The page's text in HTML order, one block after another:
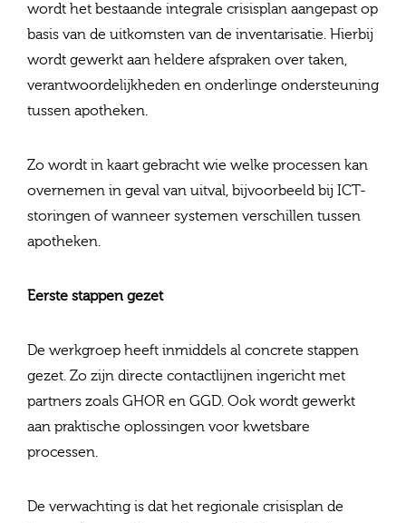
wordt het bestaande integrale crisisplan aangepast op
basis van de uitkomsten van de inventarisatie. Hierbij
wordt gewerkt aan heldere afspraken over taken,
verantwoordelijkheden en onderlinge ondersteuning
tussen apotheken.
Zo wordt in kaart gebracht wie welke processen kan
overnemen in geval van uitval, bijvoorbeeld bij ICT-
storingen of wanneer systemen verschillen tussen
apotheken.
Eerste stappen gezet
De werkgroep heeft inmiddels al concrete stappen
gezet. Zo zijn directe contactlijnen ingericht met
partners zoals GHOR en GGD. Ook wordt gewerkt
aan praktische oplossingen voor kwetsbare
processen.
De verwachting is dat het regionale crisisplan de